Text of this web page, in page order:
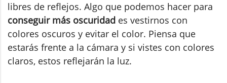
libres de reflejos. Algo que podemos hacer para
conseguir más oscuridad es vestirnos con
colores oscuros y evitar el color. Piensa que
estarás frente a la cámara y si vistes con colores
claros, estos reflejarán la luz.